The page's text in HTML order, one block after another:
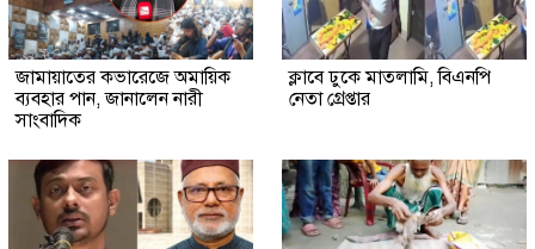
জামায়াতের কভারেজে অমায়িক
ব্যবহার পান, জানালেন নারী
সাংবাদিক
ক্লাবে ঢুকে মাতলামি, বিএনপি
নেতা গ্রেপ্তার